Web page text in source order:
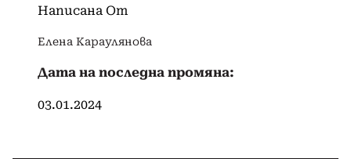
Написана От
Елена Караулянова
Дата на последна промяна:
03.01.2024